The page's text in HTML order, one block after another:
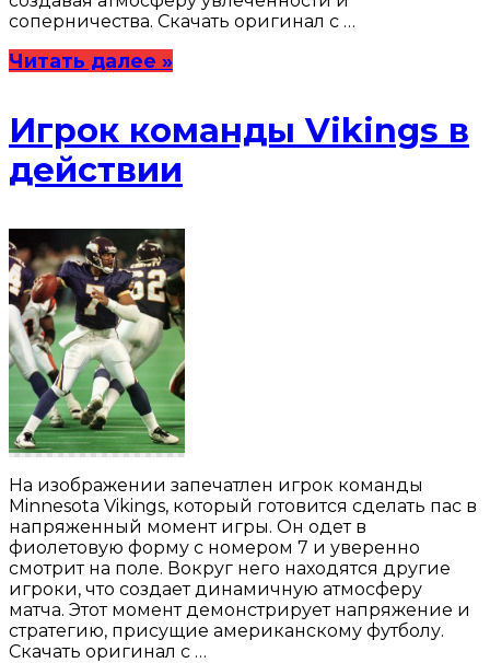
соперничества. Скачать оригинал с …
Читать далее »
Игрок команды Vikings в
действии
На изображении запечатлен игрок команды
Minnesota Vikings, который готовится сделать пас в
напряженный момент игры. Он одет в
фиолетовую форму с номером 7 и уверенно
смотрит на поле. Вокруг него находятся другие
игроки, что создает динамичную атмосферу
матча. Этот момент демонстрирует напряжение и
стратегию, присущие американскому футболу.
Скачать оригинал с …